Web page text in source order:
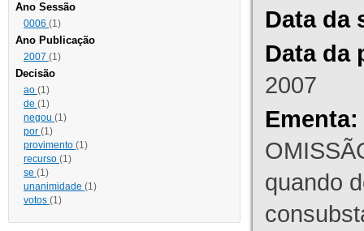
Ano Sessão
0006 (1)
Ano Publicação
2007 (1)
Decisão
ao (1)
de (1)
negou (1)
por (1)
provimento (1)
recurso (1)
se (1)
unanimidade (1)
votos (1)
Data da
Data da
2007
Ementa:
quando